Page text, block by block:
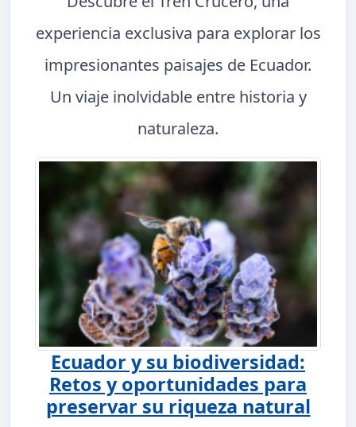
experiencia exclusiva para explorar los
impresionantes paisajes de Ecuador.
Un viaje inolvidable entre historia y
naturaleza.
Ecuador y su biodiversidad:
Retos y oportunidades para
preservar su riqueza natural